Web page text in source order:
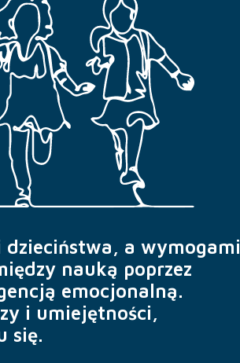
dzieciństwa, a wymogami
nauką poprzez
emocjonalną.
i umiejętności,
się.